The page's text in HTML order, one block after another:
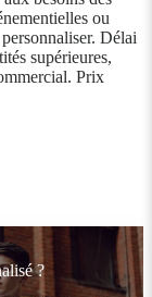
ou
Délai
supérieures,
Prix
?